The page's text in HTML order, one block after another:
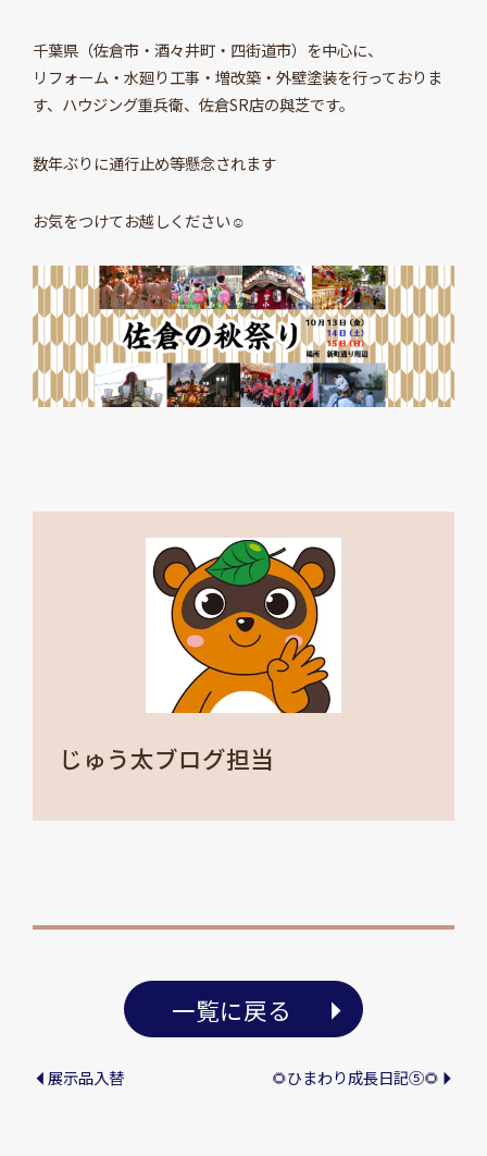
千葉県（佐倉市・酒々井町・四街道市）を中心に、
リフォーム・水廻り工事・増改築・外壁塗装を行っておりま
す、ハウジング重兵衛、佐倉SR店の與芝です。
数年ぶりに通行止め等懸念されます
お気をつけてお越しください☺
じゅう太ブログ担当
一覧に戻る
展示品入替 🌻ひまわり成長日記⑤🌻